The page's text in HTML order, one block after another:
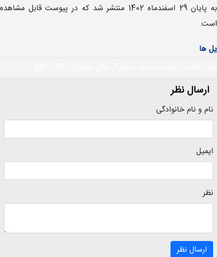
به پایان 29 اسفندماه 1402 منتشر شد که در پیوست قابل مشاهده
است.
ها
ارسال نظر
نام و نام خانوادگی
ایمیل
نظر
ارسال نظر